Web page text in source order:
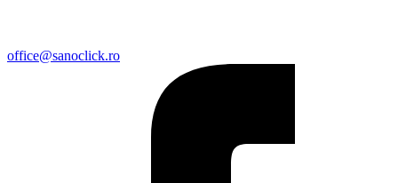
office@sanoclick.ro